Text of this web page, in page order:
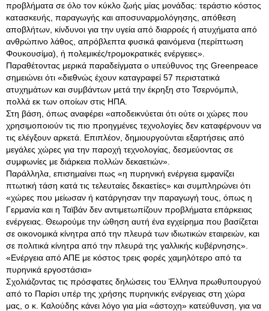
προβλήματα σε όλο τον κύκλο ζωής μίας μονάδας: τεράστιο κόστος
κατασκευής, παραγωγής και αποσυναρμολόγησης, απόθεση
αποβλήτων, κίνδυνοι για την υγεία από διαρροές ή ατυχήματα από
ανθρώπινο λάθος, απρόβλεπτα φυσικά φαινόμενα (περίπτωση
Φουκουσίμα), ή πολεμικές/τρομοκρατικές ενέργειες».
Παραθέτοντας μερικά παραδείγματα ο υπεύθυνος της Greenpeace
σημειώνει ότι «διεθνώς έχουν καταγραφεί 57 περιστατικά
ατυχημάτων και συμβάντων μετά την έκρηξη στο Τσερνόμπιλ,
πολλά εκ των οποίων στις ΗΠΑ.
Στη βάση, όπως αναφέρει «αποδεικνύεται ότι ούτε οι χώρες που
χρησιμοποιούν τις πιο προηγμένες τεχνολογίες δεν καταφέρνουν να
τις ελέγξουν αρκετά. Επιπλέον, δημιουργούνται εξαρτήσεις από
μεγάλες χώρες για την παροχή τεχνολογίας, δεσμεύοντας σε
συμφωνίες με διάρκεια πολλών δεκαετιών».
Παράλληλα, επισημαίνει πως «η πυρηνική ενέργεια εμφανίζει
πτωτική τάση κατά τις τελευταίες δεκαετίες» και συμπληρώνει ότι
«χώρες που μείωσαν ή κατάργησαν την παραγωγή τους, όπως η
Γερμανία και η Ταϊβάν δεν αντιμετωπίζουν προβλήματα επάρκειας
ενέργειας. Θεωρούμε την ώθηση αυτή ένα εγχείρημα που βασίζεται
σε οικονομικά κίνητρα από την πλευρά των ιδιωτικών εταιρειών, και
σε πολιτικά κίνητρα από την πλευρά της γαλλικής κυβέρνησης».
«Ενέργεια από ΑΠΕ με κόστος τρεις φορές χαμηλότερο από τα
πυρηνικά εργοστάσια»
Σχολιάζοντας τις πρόσφατες δηλώσεις του Έλληνα πρωθυπουργού
από το Παρίσι υπέρ της χρήσης πυρηνικής ενέργειας στη χώρα
μας, ο κ. Καλούδης κάνει λόγο για μία «άστοχη» κατεύθυνση, για να